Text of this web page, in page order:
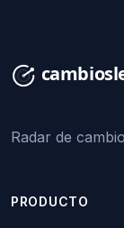
Radar de
PRODUCTO